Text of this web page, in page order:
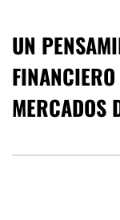
UN
MERCADOS